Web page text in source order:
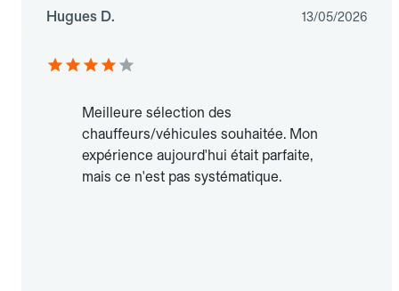
Hugues D. 13/05/2026
Meilleure sélection des
chauffeurs/véhicules souhaitée. Mon
expérience aujourd'hui était parfaite,
mais ce n'est pas systématique.